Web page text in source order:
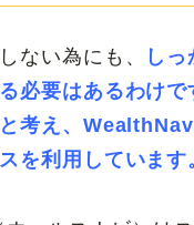
ない為にも、
し
必要はあるわけで
考え、
を利用しています